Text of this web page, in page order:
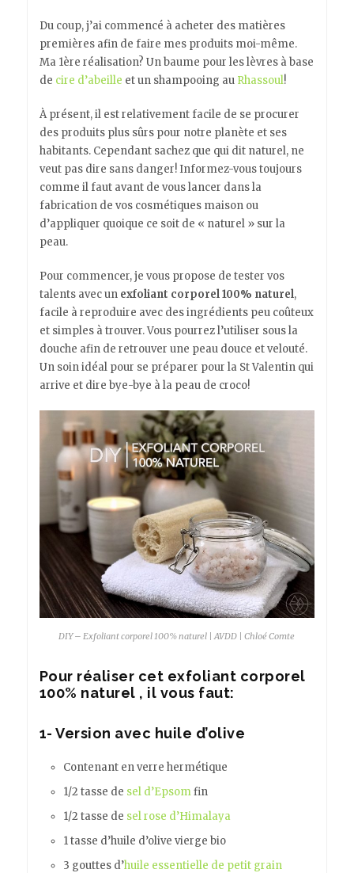
Du coup, j’ai commencé à acheter des matières
premières afin de faire mes produits moi-même.
Ma 1ère réalisation? Un baume pour les lèvres à base
de cire d’abeille et un shampooing au Rhassoul!
À présent, il est relativement facile de se procurer
des produits plus sûrs pour notre planète et ses
habitants. Cependant sachez que qui dit naturel, ne
veut pas dire sans danger! Informez-vous toujours
comme il faut avant de vous lancer dans la
fabrication de vos cosmétiques maison ou
d’appliquer quoique ce soit de « naturel » sur la
peau.
Pour commencer, je vous propose de tester vos
talents avec un exfoliant corporel 100% naturel,
facile à reproduire avec des ingrédients peu coûteux
et simples à trouver. Vous pourrez l’utiliser sous la
douche afin de retrouver une peau douce et velouté.
Un soin idéal pour se préparer pour la St Valentin qui
arrive et dire bye-bye à la peau de croco!
DIY – Exfoliant corporel 100% naturel | AVDD | Chloé Comte
Pour réaliser cet exfoliant corporel
100% naturel , il vous faut:
1- Version avec huile d’olive
Contenant en verre hermétique
1/2 tasse de sel d’Epsomfin
1/2 tasse de sel rose d’Himalaya
1 tasse d’huile d’olive vierge bio
3 gouttes d’huile essentielle de petit grain